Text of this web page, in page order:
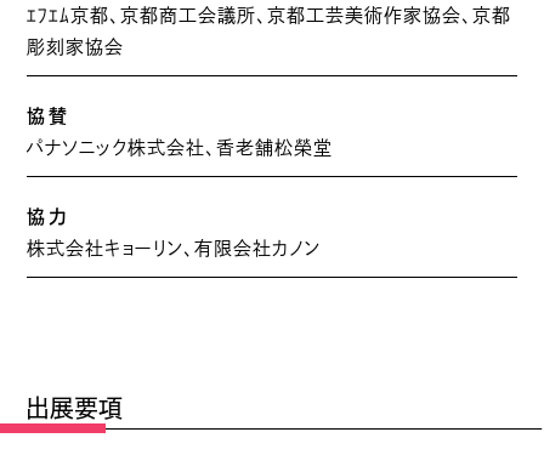
ｴﾌｴﾑ京都、京都商工会議所、京都工芸美術作家協会、京都
彫刻家協会
協賛
パナソニック株式会社、香老舗松榮堂
協力
株式会社キョーリン、有限会社カノン
出展要項